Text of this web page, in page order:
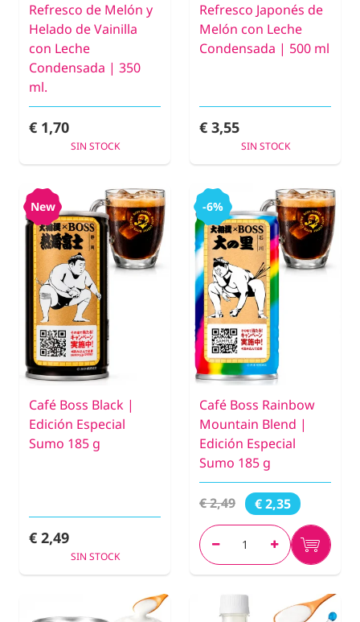
Refresco de Melón y
Helado de Vainilla
con Leche
Condensada | 350
ml.
€ 1,70
SIN STOCK
Refresco Japonés de
Melón con Leche
Condensada | 500 ml
€ 3,55
SIN STOCK
New
Café Boss Black |
Edición Especial
Sumo 185 g
€ 2,49
SIN STOCK
-6%
Café Boss Rainbow
Mountain Blend |
Edición Especial
Sumo 185 g
€ 2,49 € 2,35